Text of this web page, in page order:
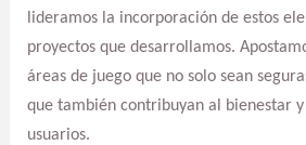
lideramos la incorporación de estos
proyectos que desarrollamos.
áreas de juego que no solo sean
que también contribuyan al bienestar
usuarios.